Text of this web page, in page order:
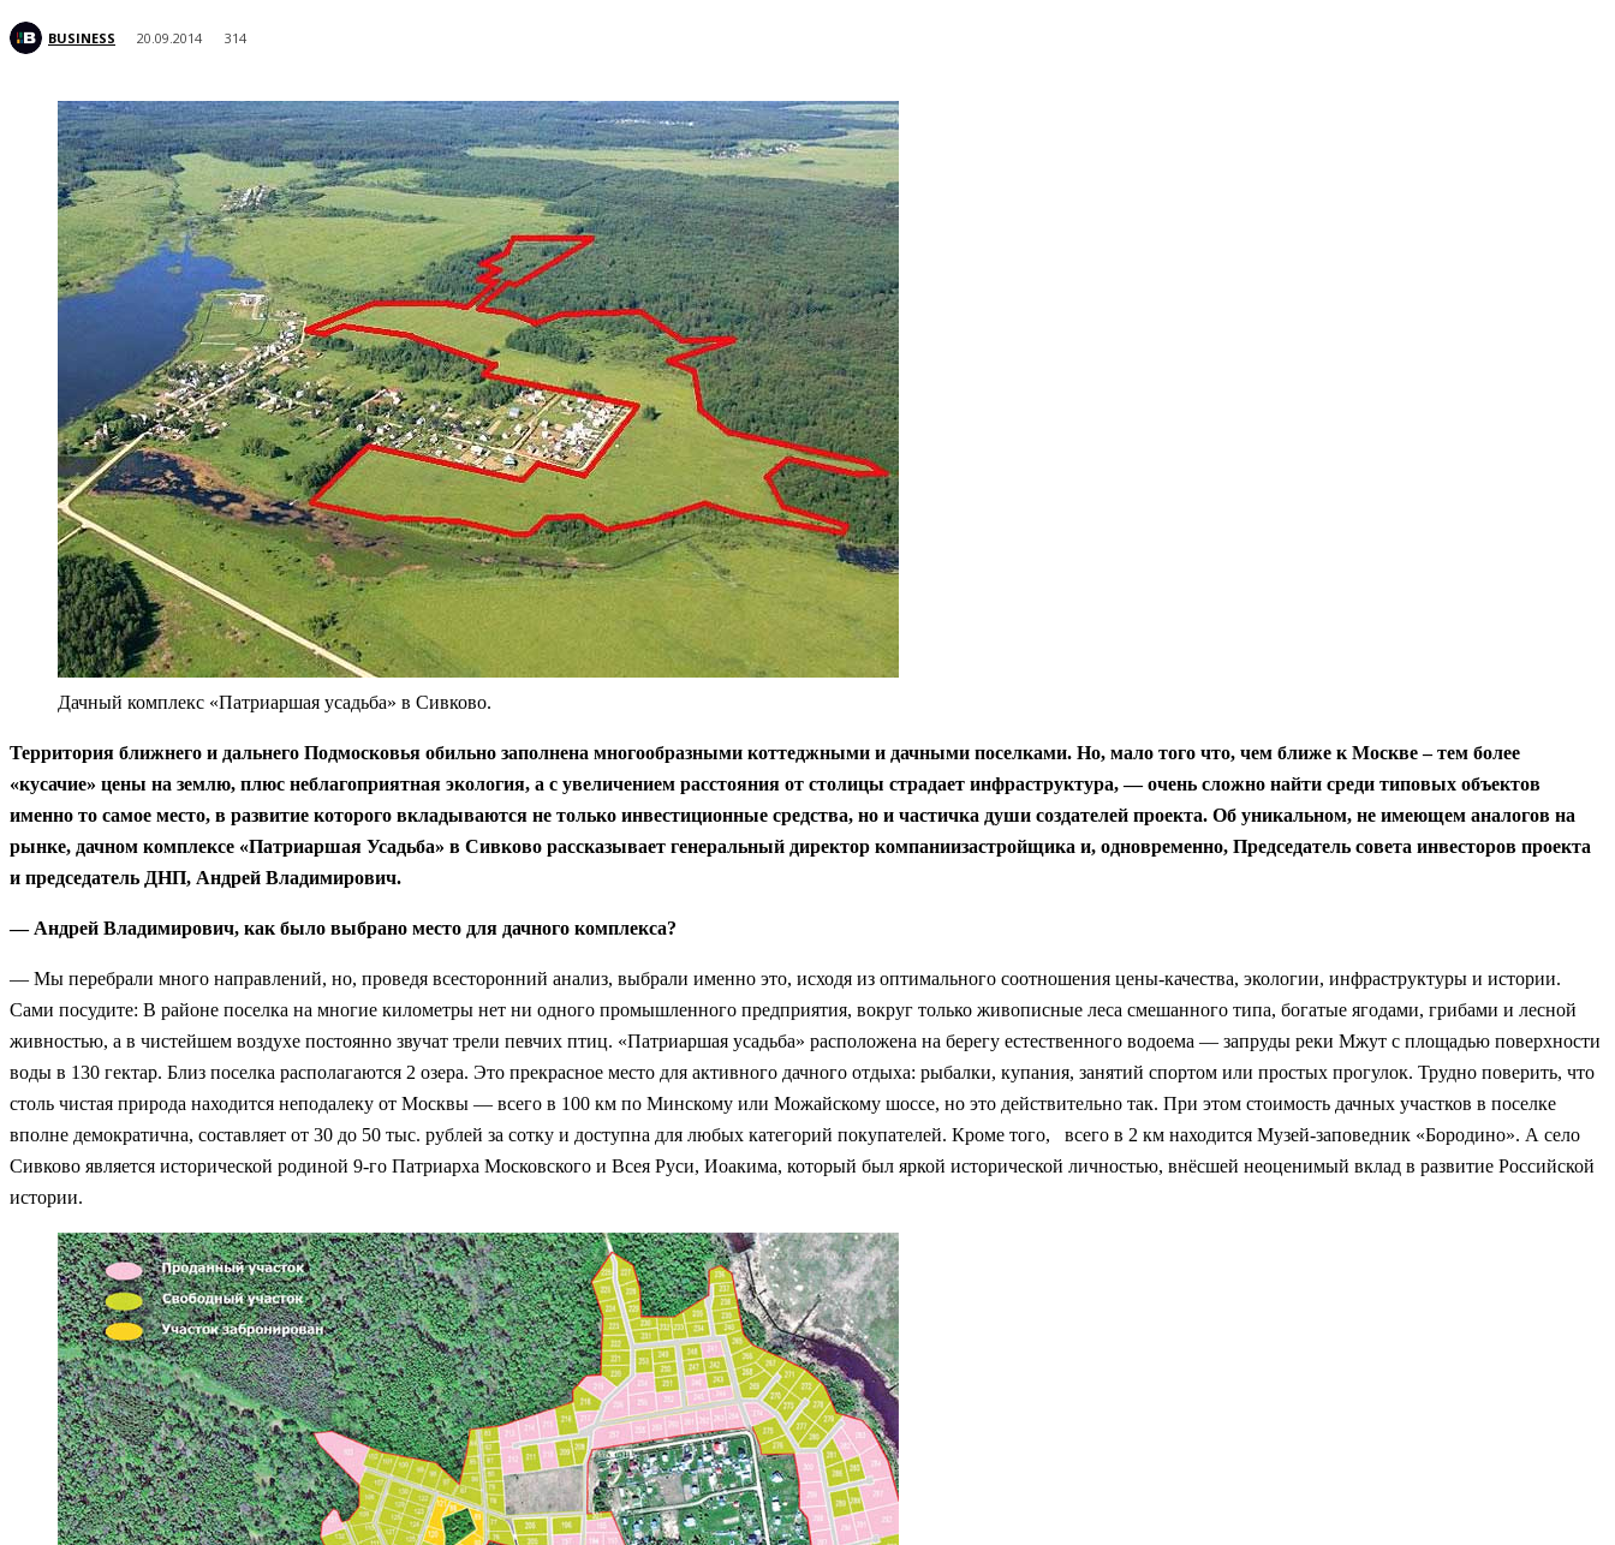
BUSINESS 20.09.2014 314
Дачный комплекс «Патриаршая усадьба» в Сивково.
Территория ближнего и дальнего Подмосковья обильно заполнена многообразными коттеджными и дачными поселками. Но, мало того что, чем ближе к Москве – тем более
«кусачие» цены на землю, плюс неблагоприятная экология, а с увеличением расстояния от столицы страдает инфраструктура, — очень сложно найти среди типовых объектов
именно то самое место, в развитие которого вкладываются не только инвестиционные средства, но и частичка души создателей проекта. Об уникальном, не имеющем аналогов на
рынке, дачном комплексе «Патриаршая Усадьба» в Сивково рассказывает генеральный директор компаниизастройщика и, одновременно, Председатель совета инвесторов проекта
и председатель ДНП, Андрей Владимирович.
— Андрей Владимирович, как было выбрано место для дачного комплекса?
— Мы перебрали много направлений, но, проведя всесторонний анализ, выбрали именно это, исходя из оптимального соотношения цены-качества, экологии, инфраструктуры и истории.
Сами посудите: В районе поселка на многие километры нет ни одного промышленного предприятия, вокруг только живописные леса смешанного типа, богатые ягодами, грибами и лесной
живностью, а в чистейшем воздухе постоянно звучат трели певчих птиц. «Патриаршая усадьба» расположена на берегу естественного водоема — запруды реки Мжут с площадью поверхности
воды в 130 гектар. Близ поселка располагаются 2 озера. Это прекрасное место для активного дачного отдыха: рыбалки, купания, занятий спортом или простых прогулок. Трудно поверить, что
столь чистая природа находится неподалеку от Москвы — всего в 100 км по Минскому или Можайскому шоссе, но это действительно так. При этом стоимость дачных участков в поселке
вполне демократична, составляет от 30 до 50 тыс. рублей за сотку и доступна для любых категорий покупателей. Кроме того, всего в 2 км находится Музей-заповедник «Бородино». А село
Сивково является исторической родиной 9-го Патриарха Московского и Всея Руси, Иоакима, который был яркой исторической личностью, внёсшей неоценимый вклад в развитие Российской
истории.